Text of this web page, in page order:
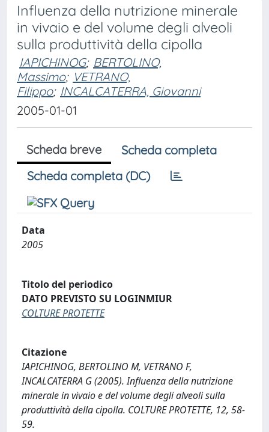
Influenza della nutrizione minerale
in vivaio e del volume degli alveoli
sulla produttività della cipolla
IAPICHINOG; BERTOLINO,
Massimo; VETRANO,
Filippo; INCALCATERRA, Giovanni
2005-01-01
Scheda breve
Scheda completa
Scheda completa (DC)
Data
2005
Titolo del periodico
DATO PREVISTO SU LOGINMIUR
COLTURE PROTETTE
Citazione
IAPICHINOG, BERTOLINO M, VETRANO F,
INCALCATERRA G (2005). Influenza della nutrizione
minerale in vivaio e del volume degli alveoli sulla
produttività della cipolla. COLTURE PROTETTE, 12, 58-
59.